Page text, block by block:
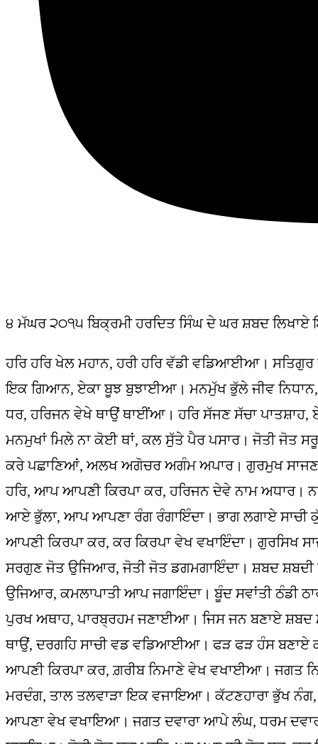
੪ ਮੱਘਰ ੨੦੧੫ ਬਿਕ੍ਰਮੀ ਹਰਦਿਤ ਸਿੰਘ ਦੇ ਘਰ ਸ਼ਬਦ ਲਿਖਾਏ
ਹਰਿ ਹਰਿ ਖੇਲ ਮਹਾਨ, ਹਰੀ ਹਰਿ ਵੱਡੀ ਵਡਿਆਈਆ।
ਇਕ ਗਿਆਨ, ਏਕਾ ਬੂਝ ਬੁਝਾਈਆ। ਮਨਮੁੱਖ ਭੁੱਲੇ ਜੀਵ
ਧਰ, ਹਰਿਜਨ ਵੇਖੇ ਥਾਉਂ ਥਾਈਂਆ। ਹਰਿ ਸੱਜਣ ਸੱਚਾ ਪਾਤਸ਼ਾਹ,
ਮਨਮੁਖਾਂ ਮਿਲੇ ਨਾ ਕੋਈ ਥਾਂ, ਕਲ ਸੁੱਤੇ ਪੈਰ ਪਸਾਰ। ਜੋਤੀ ਜੋਤ
ਕਰੇ ਪਛਾਣਿਆਂ, ਅਲਖ ਅਗੋਚਰ ਅਗੰਮ ਅਪਾਰ। ਗੁਰਮੁਖ ਸਾਜਣ
ਹਰਿ, ਆਪ ਆਪਣੀ ਕਿਰਪਾ ਕਰ, ਹਰਿਜਨ ਦੇਵੇ ਨਾਮ ਅਧਾਰ।
ਆਏ ਭੁੱਲਾ, ਆਪ ਆਪਣਾ ਰੰਗ ਰੰਗਾਇੰਦਾ। ਭਾਗ ਲਗਾਏ ਸਾਚੀ
ਆਪਣੀ ਕਿਰਪਾ ਕਰ, ਕਰ ਕਿਰਪਾ ਵੇਖ ਵਖਾਇੰਦਾ। ਗੁਰਸਿਖ
ਸਰਗੁਣ ਜੋਤ ਉਜਿਆਰ, ਜੋਤੀ ਜੋਤ ਡਗਮਗਾਇੰਦਾ। ਸ਼ਬਦ
ਉਜਿਆਰ, ਕਮਲਾਪਾਤੀ ਆਪ ਜਗਾਇੰਦਾ। ਬੂੰਦ ਸਵਾਂਤੀ ਠੰਡੀ
ਪੁਰਖ ਅਥਾਹ, ਪਾਰਬ੍ਰਹਮ ਜਣਾਈਆ। ਜਿਸ ਜਨ ਬਣਾਏ
ਥਾਉਂ, ਦਰਗਹਿ ਸਾਚੀ ਵਡ ਵਡਿਆਈਆ। ਫੜ ਫੜ ਹੰਸ
ਆਪਣੀ ਕਿਰਪਾ ਕਰ, ਗ਼ਰੀਬ ਨਿਮਾਣੇ ਵੇਖ ਵਖਾਈਆ। ਜਗਤ
ਮਰਦੰਗ, ਤਾਲ ਤਲਵਾੜਾ ਇਕ ਵਜਾਇਆ। ਕੱਟਣਹਾਰਾ ਭੁੱਖ
ਆਪਣਾ ਵੇਖ ਵਖਾਇਆ। ਜਗਤ ਦਵਾਰਾ ਆਪੇ ਲੰਘ, ਧਰਮ